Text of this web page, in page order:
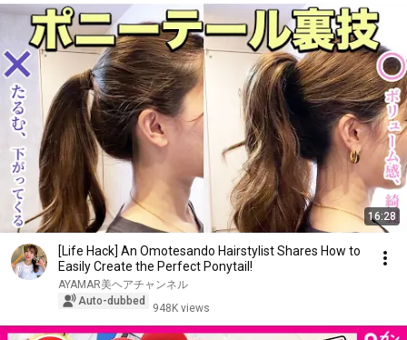
16:28
[Life Hack] An Omotesando Hairstylist Shares How to
Easily Create the Perfect Ponytail!
AYAMAR美ヘアチャンネル
Auto-dubbed
948K views